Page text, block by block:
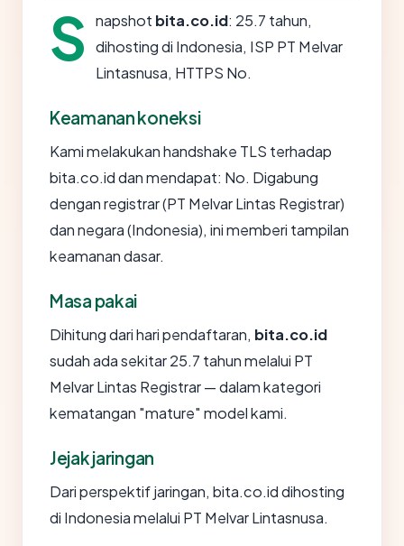
S napshot bita.co.id: 25.7 tahun,
dihosting di Indonesia, ISP PT Melvar
Lintasnusa, HTTPS No.
Keamanan koneksi
Kami melakukan handshake TLS terhadap
bita.co.id dan mendapat: No. Digabung
dengan registrar (PT Melvar Lintas Registrar)
dan negara (Indonesia), ini memberi tampilan
keamanan dasar.
Masa pakai
Dihitung dari hari pendaftaran, bita.co.id
sudah ada sekitar 25.7 tahun melalui PT
Melvar Lintas Registrar — dalam kategori
kematangan "mature" model kami.
Jejak jaringan
Dari perspektif jaringan, bita.co.id dihosting
di Indonesia melalui PT Melvar Lintasnusa.